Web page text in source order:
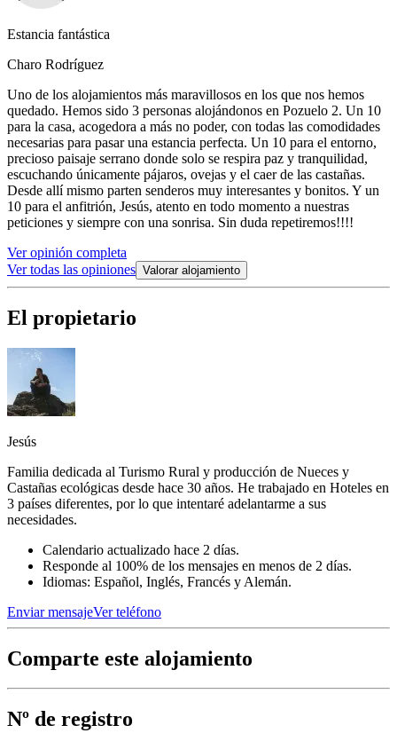
Estancia fantástica
Charo Rodríguez
Uno de los alojamientos más maravillosos en los que nos hemos
quedado. Hemos sido 3 personas alojándonos en Pozuelo 2. Un 10
para la casa, acogedora a más no poder, con todas las comodidades
necesarias para pasar una estancia perfecta. Un 10 para el entorno,
precioso paisaje serrano donde solo se respira paz y tranquilidad,
escuchando únicamente pájaros, ovejas y el caer de las castañas.
Desde allí mismo parten senderos muy interesantes y bonitos. Y un
10 para el anfitrión, Jesús, atento en todo momento a nuestras
peticiones y siempre con una sonrisa. Sin duda repetiremos!!!!
Ver opinión completa
Ver todas las opiniones Valorar alojamiento
El propietario
Jesús
Familia dedicada al Turismo Rural y producción de Nueces y
Castañas ecológicas desde hace 30 años. He trabajado en Hoteles en
3 países diferentes, por lo que intentaré adelantarme a sus
necesidades.
Calendario actualizado hace 2 días.
Responde al 100% de los mensajes en menos de 2 días.
Idiomas: Español, Inglés, Francés y Alemán.
Enviar mensajeVer teléfono
Comparte este alojamiento
Nº de registro